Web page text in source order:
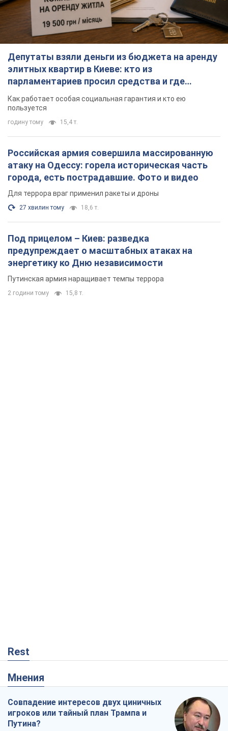
Депутаты взяли деньги из бюджета на аренду
элитных квартир в Киеве: кто из
парламентариев просил средства и где
поселился
Как работает особая социальная гарантия и кто ею
пользуется
годину тому 15,4 т.
Российская армия совершила массированную
атаку на Одессу: горела историческая часть
города, есть пострадавшие. Фото и видео
Для террора враг применил ракеты и дроны
27 хвилин тому 18,6 т.
Под прицелом – Киев: разведка
предупреждает о масштабных атаках на
энергетику ко Дню независимости
Путинская армия наращивает темпы террора
2 години тому 15,8 т.
Rest
Мнения
Совпадение интересов двух циничных
игроков или тайный план Трампа и
Путина?